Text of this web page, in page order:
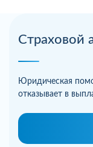
Страховой
Юридическая
отказывает в